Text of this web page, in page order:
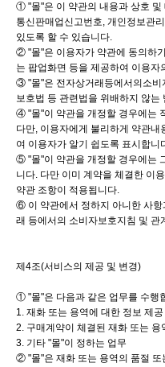
① "몰"은 이 약관의 내용과 상호 및
통신판매업신고번호, 개인정보관
있도록 할 수 있습니다.
② "몰"은 이용자가 약관에 동의하
는 팝업화면 등을 제공하여 이용자
③ "몰"은 전자상거래등에서의소비
보호법 등 관련법을 위배하지 않
④ "몰"이 약관을 개정할 경우에는
다만, 이용자에게 불리하게 약관
여 이용자가 알기 쉽도록 표시합니
⑤ "몰"이 약관을 개정할 경우에는
니다. 다만 이미 계약을 체결한 이
약관 조항이 적용됩니다.
⑥ 이 약관에서 정하지 아니한 사항
래 등에서의 소비자보호지침 및 관
제4조(서비스의 제공 및 변경)
① "몰"은 다음과 같은 업무를 수행
1. 재화 또는 용역에 대한 정보 제
2. 구매계약이 체결된 재화 또는 용
3. 기타 "몰"이 정하는 업무
② "몰"은 재화 또는 용역의 품절 또